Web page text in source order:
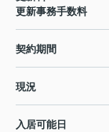
更新事務手数料
契約期間
現況
入居可能日